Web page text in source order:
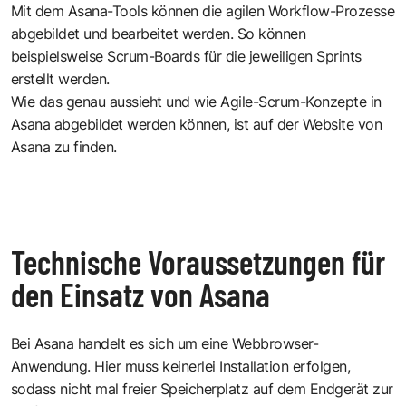
Mit dem Asana-Tools können die agilen Workflow-Prozesse
abgebildet und bearbeitet werden. So können
beispielsweise Scrum-Boards für die jeweiligen Sprints
erstellt werden.
Wie das genau aussieht und wie Agile-Scrum-Konzepte in
Asana abgebildet werden können, ist auf der Website von
Asana zu finden.
Technische Voraussetzungen für
den Einsatz von Asana
Bei Asana handelt es sich um eine Webbrowser-
Anwendung. Hier muss keinerlei Installation erfolgen,
sodass nicht mal freier Speicherplatz auf dem Endgerät zur